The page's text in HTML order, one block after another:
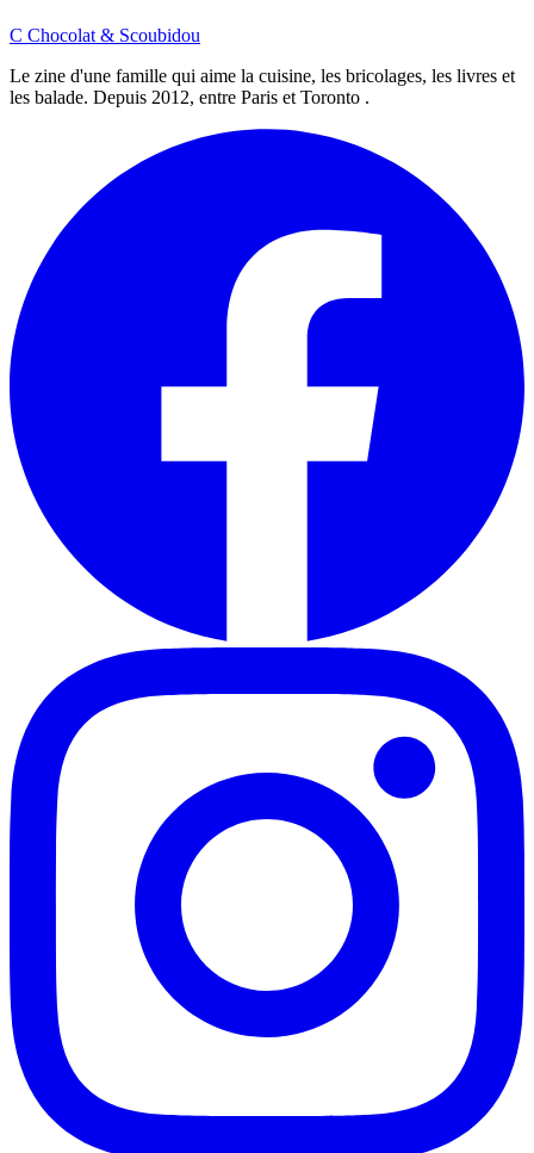
C Chocolat & Scoubidou
Le zine d'une famille qui aime la cuisine, les bricolages, les livres et
les balade. Depuis 2012, entre Paris et Toronto .